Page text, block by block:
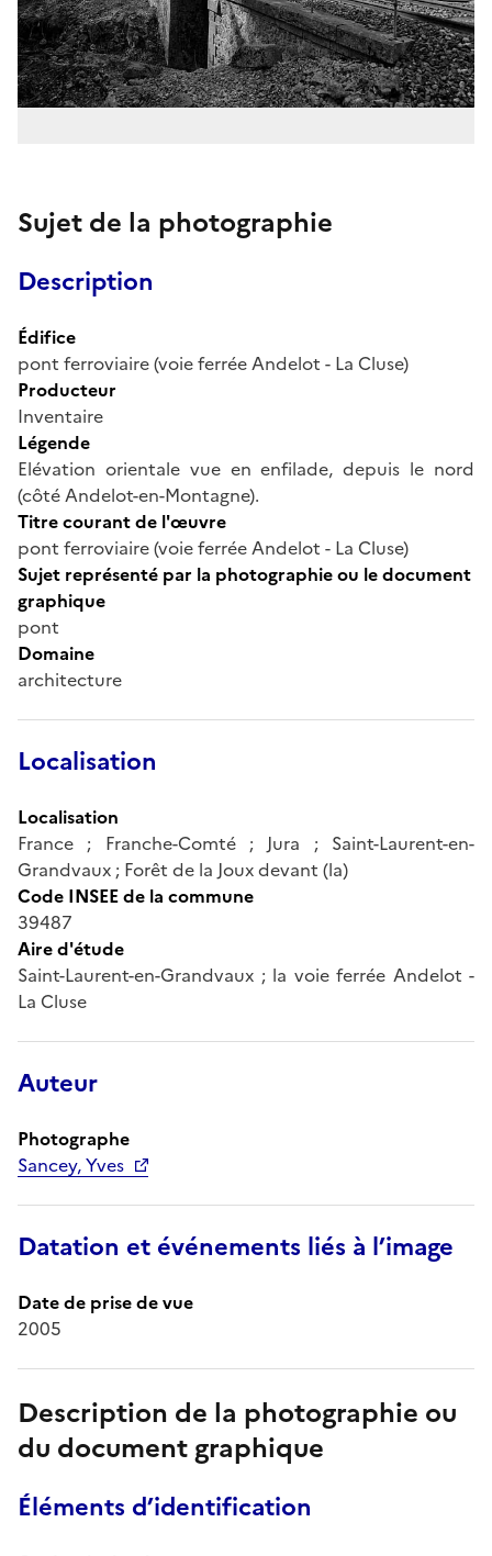
Sujet de la photographie
Description
Édifice
pont ferroviaire (voie ferrée Andelot - La Cluse)
Producteur
Inventaire
Légende
Elévation orientale vue en enfilade, depuis le nord
(côté Andelot-en-Montagne).
Titre courant de l'œuvre
pont ferroviaire (voie ferrée Andelot - La Cluse)
Sujet représenté par la photographie ou le document
graphique
pont
Domaine
architecture
Localisation
Localisation
France ; Franche-Comté ; Jura ; Saint-Laurent-en-
Grandvaux ; Forêt de la Joux devant (la)
Code INSEE de la commune
39487
Aire d'étude
Saint-Laurent-en-Grandvaux ; la voie ferrée Andelot -
La Cluse
Auteur
Photographe
Sancey, Yves
Datation et événements liés à l’image
Date de prise de vue
2005
Description de la photographie ou
du document graphique
Éléments d’identification